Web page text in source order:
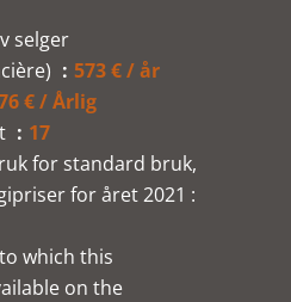
selger
573 € / år
€ / Årlig
17
for standard bruk,
for året 2021 :
which this
on the